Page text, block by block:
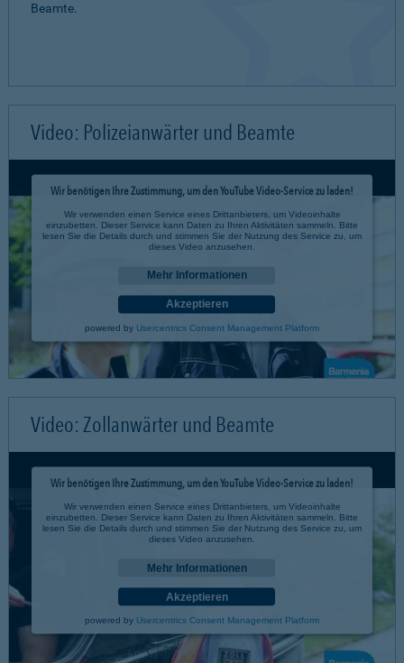
Beamte.
Video: Polizeianwärter und Beamte
Wir benötigen Ihre Zustimmung, um den YouTube Video-Service zu laden!
Wir verwenden einen Service eines Drittanbieters, um Videoinhalte
einzubetten. Dieser Service kann Daten zu Ihren Aktivitäten sammeln. Bitte
lesen Sie die Details durch und stimmen Sie der Nutzung des Service zu, um
dieses Video anzusehen.
Mehr Informationen
Akzeptieren
powered by Usercentrics Consent Management Platform
Video: Zollanwärter und Beamte
Wir benötigen Ihre Zustimmung, um den YouTube Video-Service zu laden!
Wir verwenden einen Service eines Drittanbieters, um Videoinhalte
einzubetten. Dieser Service kann Daten zu Ihren Aktivitäten sammeln. Bitte
lesen Sie die Details durch und stimmen Sie der Nutzung des Service zu, um
dieses Video anzusehen.
Mehr Informationen
Akzeptieren
powered by Usercentrics Consent Management Platform